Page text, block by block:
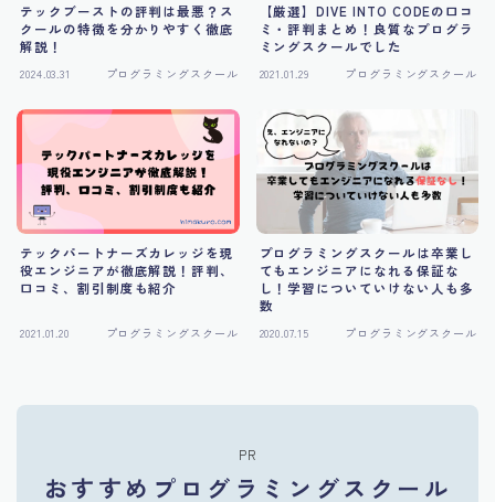
テックブーストの評判は最悪？ス
クールの特徴を分かりやすく徹底
解説！
2024.03.31 プログラミングスクール
【厳選】DIVE INTO CODEの口コ
ミ・評判まとめ！良質なプログラ
ミングスクールでした
2021.01.29 プログラミングスクール
テックパートナーズカレッジを現
役エンジニアが徹底解説！評判、
口コミ、割引制度も紹介
2021.01.20 プログラミングスクール
プログラミングスクールは卒業し
てもエンジニアになれる保証な
し！学習についていけない人も多
数
2020.07.15 プログラミングスクール
PR
おすすめプログラミングスクール